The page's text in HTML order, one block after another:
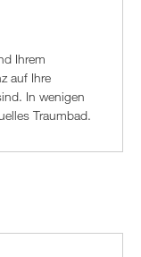
Ihrem
auf Ihre
In wenigen
Traumbad.